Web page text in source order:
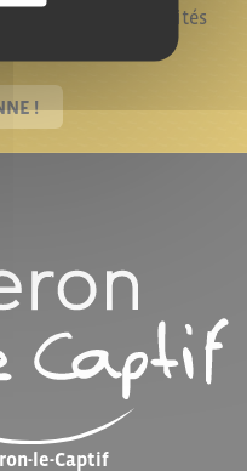
recevant les actualités
!
le-Captif